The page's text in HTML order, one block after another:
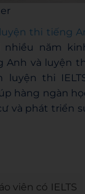
thi tiếng
nhiều năm
Anh và luyện
thi
hàng ngàn
và phát triển
viên có IELTS